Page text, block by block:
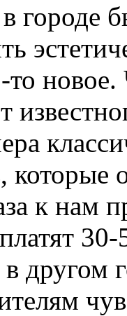
городе
новое.
которые
к нам
30-
другом